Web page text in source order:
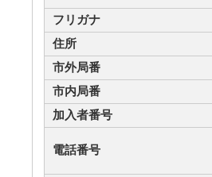
フリガナ
住所
市外局番
市内局番
加入者番号
電話番号